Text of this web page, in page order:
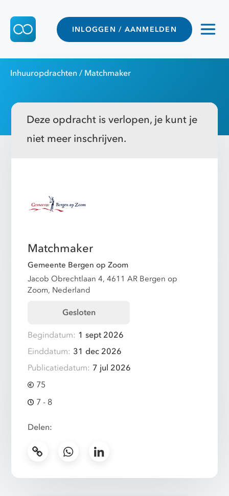
INLOGGEN / AANMELDEN
Inhuuropdrachten / Matchmaker
Deze opdracht is verlopen, je kunt je
niet meer inschrijven.
Matchmaker
Gemeente Bergen op Zoom
Jacob Obrechtlaan 4, 4611 AR Bergen op
Zoom, Nederland
Gesloten
Begindatum: 1 sept 2026
Einddatum: 31 dec 2026
Publicatiedatum: 7 jul 2026
75
7 - 8
Delen: